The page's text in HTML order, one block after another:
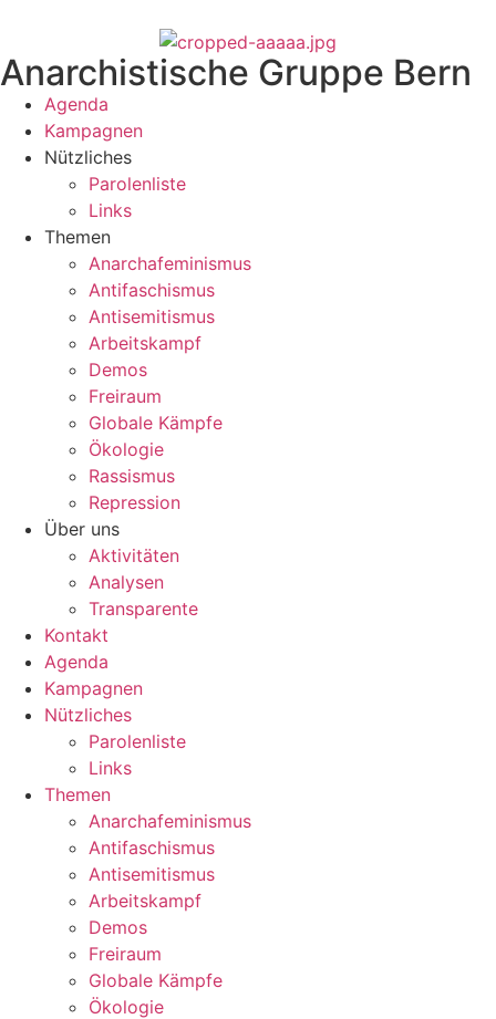
Anarchistische Gruppe Bern
Agenda
Kampagnen
Nützliches
Parolenliste
Links
Themen
Anarchafeminismus
Antifaschismus
Antisemitismus
Arbeitskampf
Demos
Freiraum
Globale Kämpfe
Ökologie
Rassismus
Repression
Über uns
Aktivitäten
Analysen
Transparente
Kontakt
Agenda
Kampagnen
Nützliches
Parolenliste
Links
Themen
Anarchafeminismus
Antifaschismus
Antisemitismus
Arbeitskampf
Demos
Freiraum
Globale Kämpfe
Ökologie